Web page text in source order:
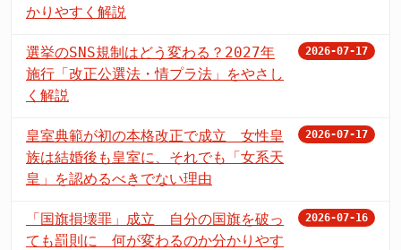
かりやすく解説
選挙のSNS規制はどう変わる？2027年
施行「改正公選法・情プラ法」をやさし
く解説
2026-07-17
皇室典範が初の本格改正で成立 女性皇
族は結婚後も皇室に、それでも「女系天
皇」を認めるべきでない理由
2026-07-17
「国旗損壊罪」成立 自分の国旗を破っ
ても罰則に 何が変わるのか分かりやす
2026-07-16